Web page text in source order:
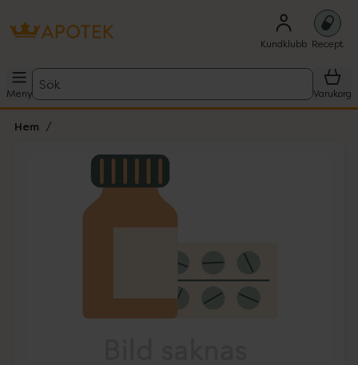
Kundklubb Recept
Meny
Sök
Varukorg
Hem
Lista: . Innehåller 1 objekt.